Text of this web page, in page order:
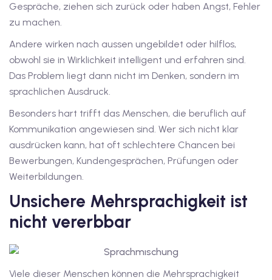
Gespräche, ziehen sich zurück oder haben Angst, Fehler
zu machen.
Andere wirken nach aussen ungebildet oder hilflos,
obwohl sie in Wirklichkeit intelligent und erfahren sind.
Das Problem liegt dann nicht im Denken, sondern im
sprachlichen Ausdruck.
Besonders hart trifft das Menschen, die beruflich auf
Kommunikation angewiesen sind. Wer sich nicht klar
ausdrücken kann, hat oft schlechtere Chancen bei
Bewerbungen, Kundengesprächen, Prüfungen oder
Weiterbildungen.
Unsichere Mehrsprachigkeit ist
nicht vererbbar
Viele dieser Menschen können die Mehrsprachigkeit